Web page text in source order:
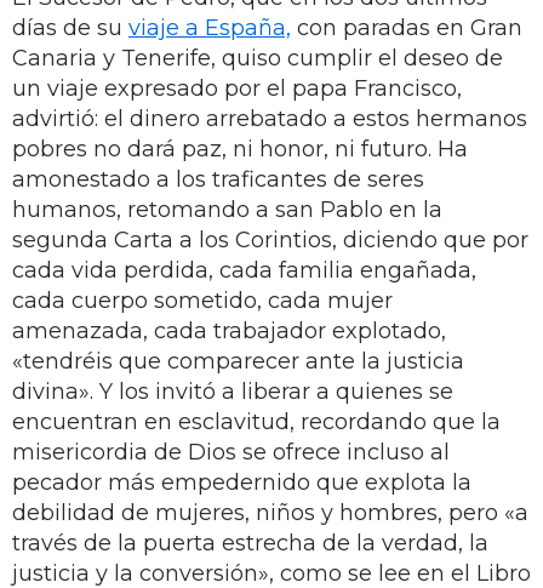
días de su viaje a España, con paradas en Gran
Canaria y Tenerife, quiso cumplir el deseo de
un viaje expresado por el papa Francisco,
advirtió: el dinero arrebatado a estos hermanos
pobres no dará paz, ni honor, ni futuro. Ha
amonestado a los traficantes de seres
humanos, retomando a san Pablo en la
segunda Carta a los Corintios, diciendo que por
cada vida perdida, cada familia engañada,
cada cuerpo sometido, cada mujer
amenazada, cada trabajador explotado,
«tendréis que comparecer ante la justicia
divina». Y los invitó a liberar a quienes se
encuentran en esclavitud, recordando que la
misericordia de Dios se ofrece incluso al
pecador más empedernido que explota la
debilidad de mujeres, niños y hombres, pero «a
través de la puerta estrecha de la verdad, la
justicia y la conversión», como se lee en el Libro